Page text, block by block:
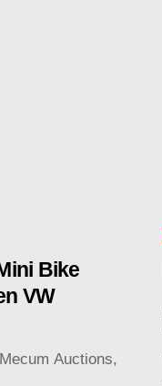
Bike
VW
Auctions,